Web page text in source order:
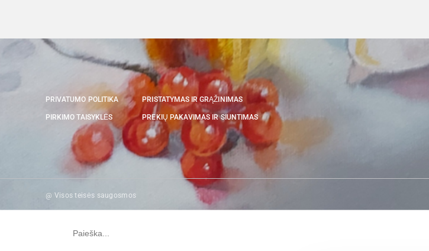
PRIVATUMO POLITIKA
PIRKIMO TAISYKLĖS
PRISTATYMAS IR GRĄŽINIMAS
PREKIŲ PAKAVIMAS IR SIUNTIMAS
@ Visos teisės saugosmos